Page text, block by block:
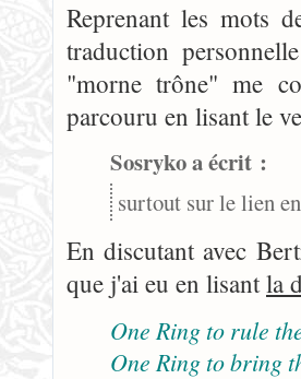
Reprenant les mots
traduction
"morne trône" me
parcouru en lisant le
Sosryko a écrit :
surtout sur le lien
En discutant avec
que j'ai eu en lisantla
One Ring to rule
One Ring to bring